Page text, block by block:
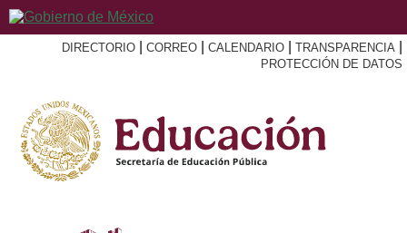
DIRECTORIO CORREO CALENDARIO TRANSPARENCIA
PROTECCIÓN DE DATOS